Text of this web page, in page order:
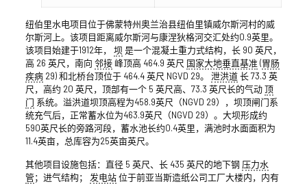
纽伯里水电项目位于佛蒙特州奥兰治县纽伯里镇威尔斯河村的威
尔斯河上。该项目距离威尔斯河与康涅狄格河交汇处约0.9英里。
该项目始建于1912年， 坝 是一个混凝土重力式结构，长 90 英尺，
高 26 英尺，南向 邻接峰顶高 464.9 英尺 国家大地垂直基准(胃肠
疾病29) 和北桥台顶位于 464.4 英尺 NGVD 29。 泄洪道长 73.3 英
尺，高约 20 英尺，顶部有一个 5 英尺高、73.3 英尺长的气动顶
门 系统。溢洪道坝顶高程为458.9英尺（NGVD 29），坝顶闸门系
统充气后，正常蓄水位为463.9英尺（NGVD 29）。大坝形成约
590英尺长的旁路河段，蓄水池长约0.4英里，满池时水面面积为
11.4英亩，总库容为25英亩英尺。
其他项目设施包括：直径 5 英尺、长 435 英尺的地下钢 压力水
管；进气结构； 发电站位于前亚当斯造纸公司工厂大楼内，内有